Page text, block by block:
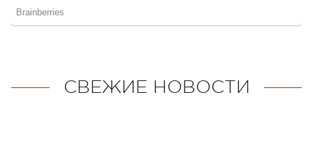
СВЕЖИЕ НОВОСТИ